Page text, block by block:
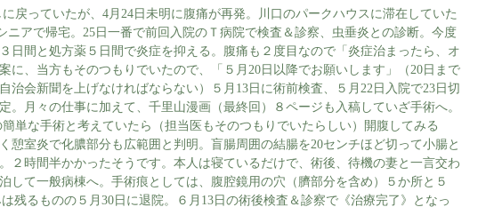
戻っていたが、4月24日未明に腹痛が再発。川口のパークハウスに滞在していた
ニアで帰宅。25日一番で前回入院のＴ病院で検査＆診察、虫垂炎との診断。今度
日間と処方薬５日間で炎症を抑える。腹痛も２度目なので「炎症治まったら、オ
に、当方もそのつもりでいたので、「５月20日以降でお願いします」（20日まで
治会新聞を上げなければならない）５月13日に術前検査、５月22日入院で23日切
。月々の仕事に加えて、千里山漫画（最終回）８ページも入稿していざ手術へ。
単な手術と考えていたら（担当医もそのつもりでいたらしい）開腹してみる
憩室炎で化膿部分も広範囲と判明。盲腸周囲の結腸を20センチほど切って小腸と
時間半かかったそうです。本人は寝ているだけで、術後、待機の妻と一言交わ
して一般病棟へ。手術痕としては、腹腔鏡用の穴（臍部分を含め）５か所と５
残るものの５月30日に退院。６月13日の術後検査＆診察で《治療完了》となっ